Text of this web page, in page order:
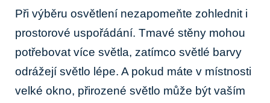
Při výběru osvětlení nezapomeňte zohlednit i
prostorové uspořádání. Tmavé stěny mohou
potřebovat více světla, zatímco světlé barvy
odrážejí světlo lépe. A pokud máte v místnosti
velké okno, přirozené světlo může být vaším